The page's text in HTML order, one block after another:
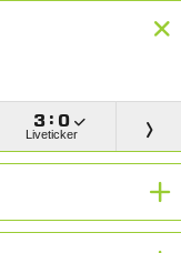
 : 
Liveticker